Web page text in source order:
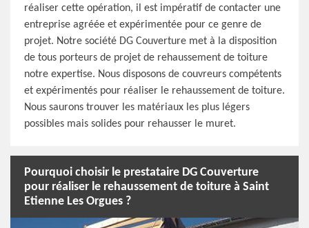
réaliser cette opération, il est impératif de contacter une
entreprise agréée et expérimentée pour ce genre de
projet. Notre société DG Couverture met à la disposition
de tous porteurs de projet de rehaussement de toiture
notre expertise. Nous disposons de couvreurs compétents
et expérimentés pour réaliser le rehaussement de toiture.
Nous saurons trouver les matériaux les plus légers
possibles mais solides pour rehausser le muret.
Pourquoi choisir le prestataire DG Couverture
pour réaliser le rehaussement de toiture à Saint
Etienne Les Orgues ?